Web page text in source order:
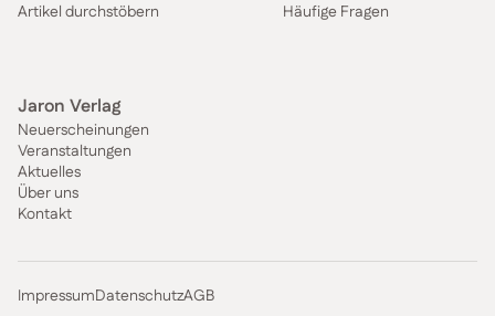
Artikel durchstöbern
Häufige Fragen
Jaron Verlag
Neuerscheinungen
Veranstaltungen
Aktuelles
Über uns
Kontakt
ImpressumDatenschutzAGB